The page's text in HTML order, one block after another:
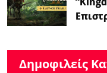
Δημοφιλείς